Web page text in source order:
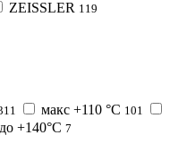
ZEISSLER 119
макс +110 °C 101
+140°C 7